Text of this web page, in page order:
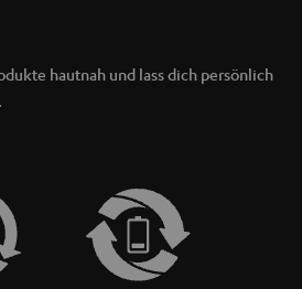
hautnah und lass dich persönlich